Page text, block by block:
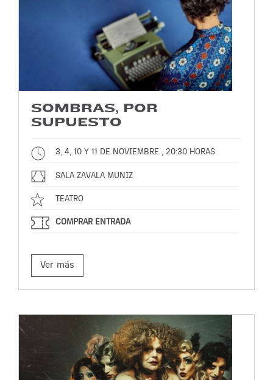
SOMBRAS, POR
SUPUESTO
3, 4, 10 Y 11 DE NOVIEMBRE , 20:30 HORAS
SALA ZAVALA MUNIZ
TEATRO
COMPRAR ENTRADA
Ver más